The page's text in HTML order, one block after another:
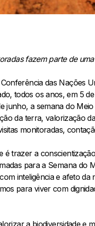
fazem parte de
das Nações
todos os anos, em 5
junho, a semana do
da terra, valorização
monitoradas,
é trazer a
para a Semana
inteligência e afeto
para viver com